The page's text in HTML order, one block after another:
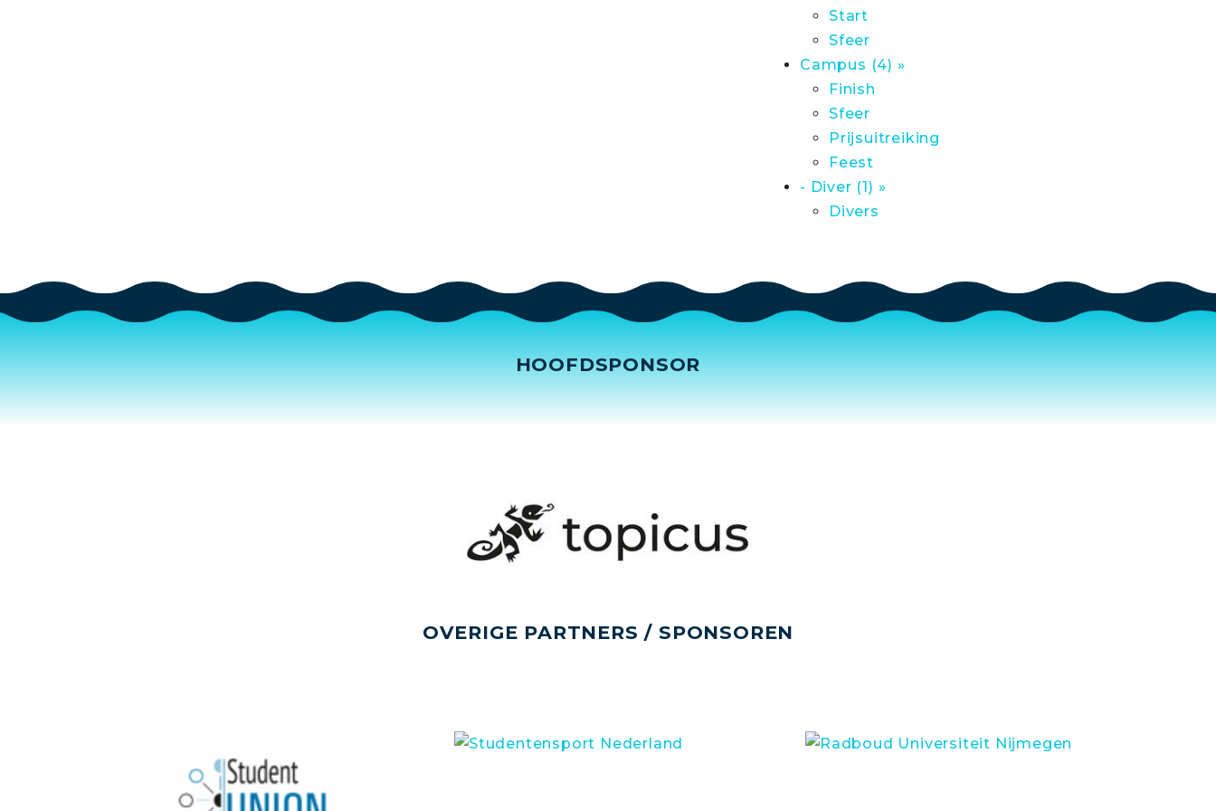
Start
Sfeer
Campus (4) »
Finish
Sfeer
Prijsuitreiking
Feest
- Diver (1) »
Divers
HOOFDSPONSOR
OVERIGE PARTNERS / SPONSOREN